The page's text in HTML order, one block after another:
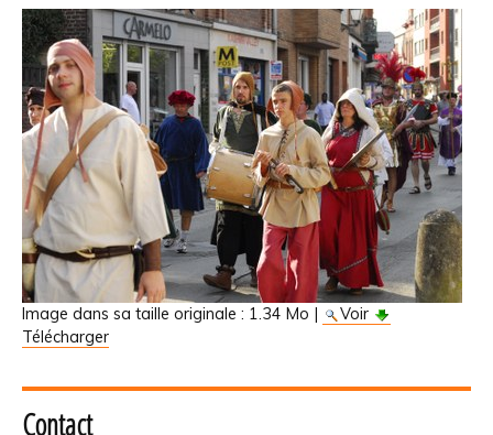
Image dans sa taille originale : 1.34 Mo |
Voir
Télécharger
Contact